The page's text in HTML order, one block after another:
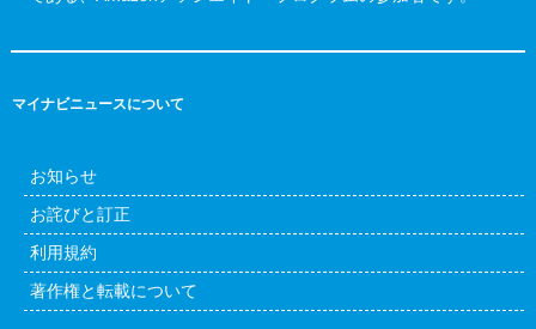
マイナビニュースについて
お知らせ
お詫びと訂正
利用規約
著作権と転載について